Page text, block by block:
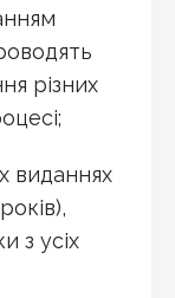
різних
виданнях
з усіх